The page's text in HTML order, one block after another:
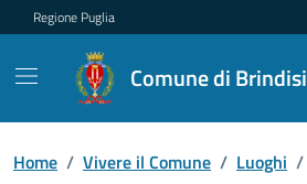
Regione Puglia
Comune di Brindisi
Home / Vivere il Comune / Luoghi /